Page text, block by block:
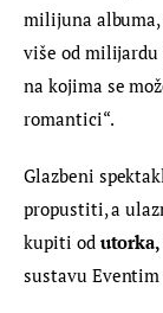
milijuna albuma,
više od
na kojima se
romantici“.
Glazbeni
propustiti, a
kupiti od utorka,
sustavu